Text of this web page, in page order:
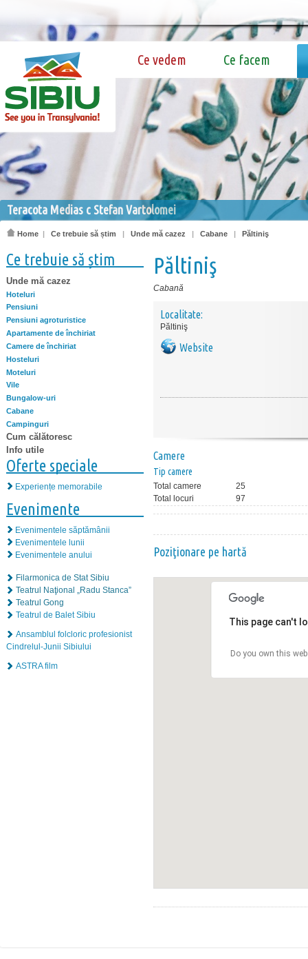
Ce vedem Ce facem
Teracota Medias c Stefan Vartolomei
Home | Ce trebuie să știm | Unde mă cazez | Cabane | Păltiniş
Ce trebuie să știm
Unde mă cazez
Hoteluri
Pensiuni
Pensiuni agroturistice
Apartamente de închiriat
Camere de închiriat
Hosteluri
Moteluri
Vile
Bungalow-uri
Cabane
Campinguri
Cum călătoresc
Info utile
Oferte speciale
Experiențe memorabile
Evenimente
Evenimentele săptămânii
Evenimentele lunii
Evenimentele anului
Filarmonica de Stat Sibiu
Teatrul Naţional „Radu Stanca”
Teatrul Gong
Teatrul de Balet Sibiu
Ansamblul folcloric profesionist
Cindrelul-Junii Sibiului
ASTRA film
Păltiniş
Cabană
Localitate:
Păltiniş
Website
Camere
Tip camere
Total camere
25
Total locuri
97
Poziţionare pe hartă
This page can't
Do you own this